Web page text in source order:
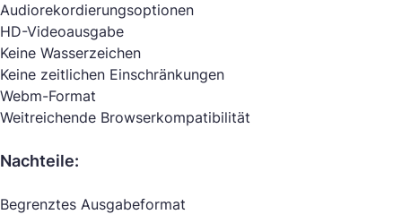
Audiorekordierungsoptionen
HD-Videoausgabe
Keine Wasserzeichen
Keine zeitlichen Einschränkungen
Webm-Format
Weitreichende Browserkompatibilität
Nachteile:
Begrenztes Ausgabeformat